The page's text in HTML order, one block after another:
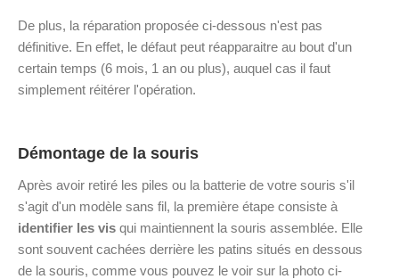
De plus, la réparation proposée ci-dessous n'est pas
définitive. En effet, le défaut peut réapparaitre au bout d'un
certain temps (6 mois, 1 an ou plus), auquel cas il faut
simplement réitérer l'opération.
Démontage de la souris
Après avoir retiré les piles ou la batterie de votre souris s'il
s'agit d'un modèle sans fil, la première étape consiste à
identifier les vis qui maintiennent la souris assemblée. Elle
sont souvent cachées derrière les patins situés en dessous
de la souris, comme vous pouvez le voir sur la photo ci-